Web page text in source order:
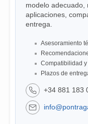
modelo adecuado,
aplicaciones,
entrega.
Asesoramiento
Compatibilidad
Plazos de
+34 881 183